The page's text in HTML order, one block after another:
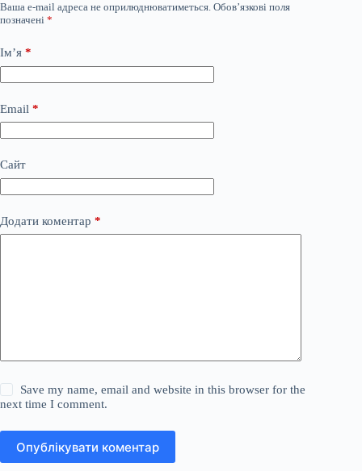
Ваша e-mail адреса не оприлюднюватиметься. Обов’язкові поля
позначені *
Ім’я *
Email *
Сайт
Додати коментар *
Save my name, email and website in this browser for the
next time I comment.
Опублікувати коментар